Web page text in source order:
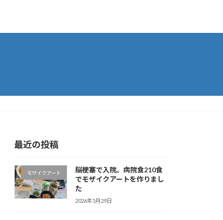
最近の投稿
モザイクアート
脳梗塞で入院。病院食210食
でモザイクアートを作りまし
た
2026年5月29日